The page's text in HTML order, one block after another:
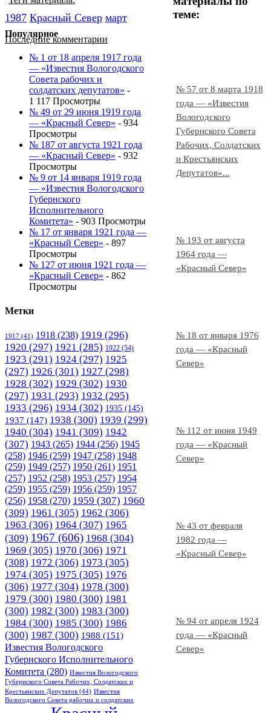
теме:
№ 57 от 8 марта 1918
года — «Известия
Вологодского
Губернского Совета
Рабочих, Солдатских
и Крестьянских
Депутатов»...
№ 193 от августа
1964 года —
«Красный Север»
№ 18 от января 1976
года — «Красный
Север»
№ 112 от июня 1949
года — «Красный
Север»
№ 43 от февраля
1982 года —
«Красный Север»
№ 94 от апреля 1924
года — «Красный
Север»
1987 Красный Cевер март
Последние комментарии
Популярное
№ 1 от 18 апреля 1917 года
— «Известия Вологодского
Совета рабочих и
солдатских депутатов» -
1 117 Просмотры
№ 49 от 29 июня 1919 года
— «Красный Север» - 934
Просмотры
№ 187 от августа 1921 года
— «Красный Север» - 932
Просмотры
№ 9 от 14 января 1919 года
— «Известия Вологодского
Губернского
Исполнительного
Комитета» - 903 Просмотры
№ 17 от января 1921 года —
«Красный Север» - 897
Просмотры
№ 127 от июня 1921 года —
«Красный Север» - 862
Просмотры
Метки
1917 (41) 1918 (238) 1919 (296)
1920 (297) 1921 (285) 1922 (54)
1923 (291) 1924 (297) 1925
(297) 1926 (301) 1927 (298)
1928 (302) 1929 (302) 1930
(297) 1931 (293) 1932 (295)
1933 (296) 1934 (302) 1935 (145)
1937 (147) 1938 (300) 1939 (299)
1940 (304) 1941 (309) 1942
(307) 1943 (265) 1944 (256) 1945
(258) 1946 (259) 1947 (258) 1948
(259) 1949 (257) 1950 (261) 1951
(257) 1952 (258) 1953 (257) 1954
(259) 1955 (259) 1956 (259) 1957
(256) 1958 (270) 1959 (307) 1960
(309) 1961 (305) 1962 (306)
1963 (306) 1964 (307) 1965
(309) 1967 (606) 1968 (304)
1969 (305) 1970 (306) 1971
(308) 1972 (306) 1973 (305)
1974 (305) 1975 (305) 1976
(306) 1977 (304) 1978 (300)
1979 (300) 1980 (300) 1981
(300) 1982 (300) 1983 (300)
1984 (300) 1985 (300) 1986
(300) 1987 (300) 1988 (151)
Известия Вологодского
Губернского Исполнительного
Комитета (280) Известия Вологодского
Губернского Совета Рабочих, Солдатских и
Крестьянских Депутатов (44) Известия
Вологодского Совета рабочих и солдатских